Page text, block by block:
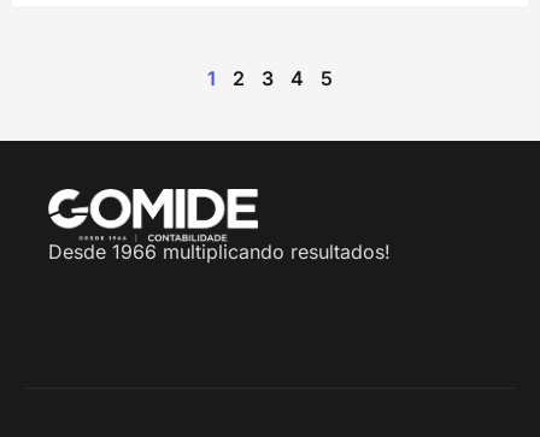
1 2 3 4 5
Desde 1966 multiplicando resultados!